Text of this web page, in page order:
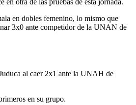
en dobles femenino, lo mismo que
3x0 ante competidor de la UNAN de
al caer 2x1 ante la UNAH de
en su grupo.